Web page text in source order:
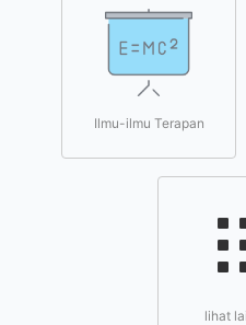
Ilmu-ilmu Terapan
lihat